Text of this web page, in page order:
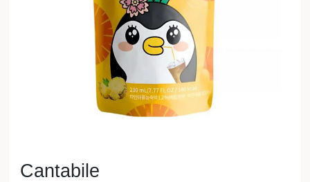
Cantabile